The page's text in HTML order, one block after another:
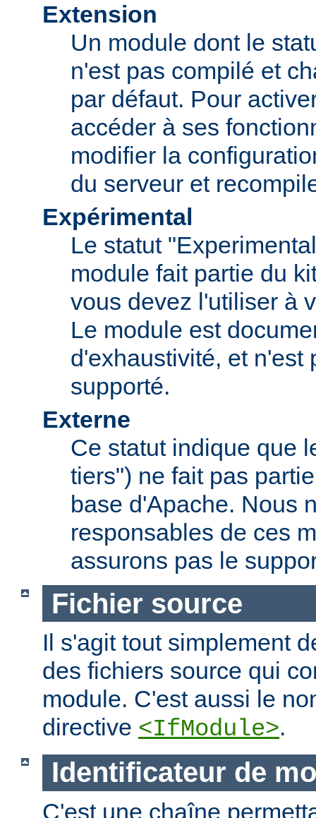
Extension
Un module dont le
n'est pas compilé et
par défaut. Pour
accéder à ses
modifier la
du serveur et
Expérimental
Le statut
module fait partie du
vous devez l'utiliser à
Le module est
d'exhaustivité, et n'est
supporté.
Externe
Ce statut indique que
tiers") ne fait pas
base d'Apache. Nous
responsables de ces
assurons pas le
Fichier source
Il s'agit tout simplement
des fichiers source qui
module. C'est aussi le
directive <IfModule>.
Identificateur de
C'est une chaîne